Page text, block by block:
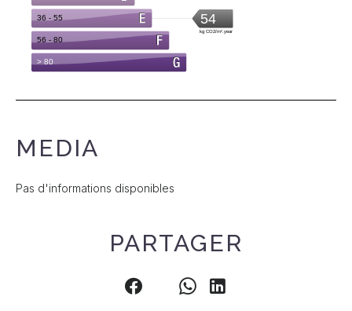
MEDIA
Pas d'informations disponibles
PARTAGER